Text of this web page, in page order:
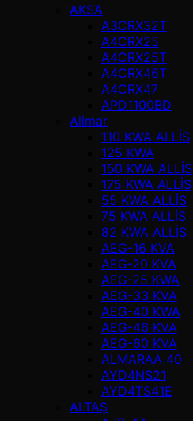
AKSA
A3CRX32T
A4CRX25
A4CRX25T
A4CRX46T
A4CRX47
APD1100BD
Alimar
110 KWA ALLİS
125 KWA
150 KWA ALLİS
175 KWA ALLİS
55 KWA ALLİS
75 KWA ALLİS
82 KWA ALLİS
AEG-16 KVA
AEG-20 KVA
AEG-25 KWA
AEG-33 KVA
AEG-40 KWA
AEG-46 KVA
AEG-60 KVA
ALMARAA 40
AYD4NS21
AYD4TS41E
ALTAŞ